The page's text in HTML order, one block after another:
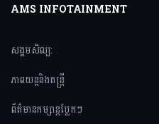
AMS INFOTAINMENT
សង្គមសិល្ប:
ភាពយន្តនិងតន្ត្រី
ព័ត៌មានកម្សាន្តប្លែកៗ